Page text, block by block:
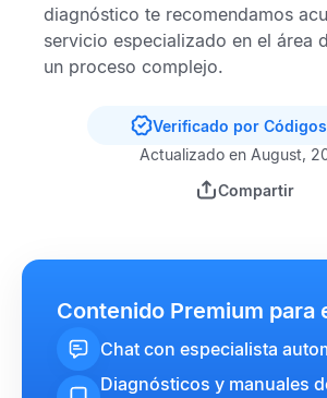
diagnóstico te recomendamos
servicio especializado en el área
un proceso complejo.
Verificado por
Actualizado en August,
Compartir
Contenido Premium para
Chat con especialista
Diagnósticos y manuales